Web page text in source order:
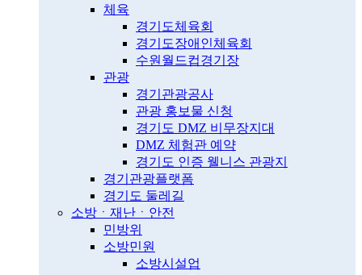
체육
경기도체육회
경기도장애인체육회
수원월드컵경기장
관광
경기관광공사
관광 홍보물 신청
경기도 DMZ 비무장지대
DMZ 체험관 예약
경기도 인증 웰니스 관광지
경기관광플랫폼
경기도 둘레길
소방ㆍ재난ㆍ안전
민방위
소방민원
소방시설업